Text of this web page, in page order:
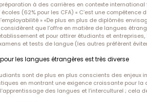
à des carrières en contexte
écoles (62% pour les CFA) « C’est une
» «De plus en plus de diplômés
que l’offre en matière de langues
et pour attirer étudiants et
et tests de langue (les autres préfèrent
les langues étrangères est très diverse
sont de plus en plus conscients des enjeux
en montrant une exigence croissante pour
des langues et l’interculturel ; cela